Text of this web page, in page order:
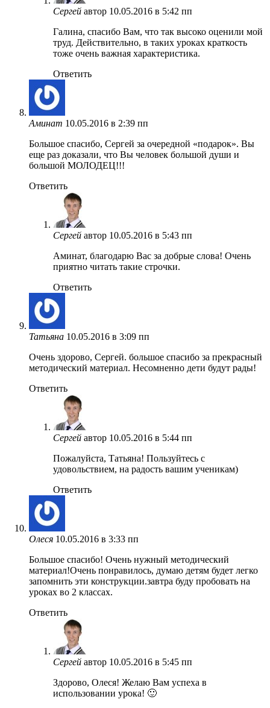
Сергей автор 10.05.2016 в 5:42 пп
Галина, спасибо Вам, что так высоко оценили мой
труд. Действительно, в таких уроках краткость
тоже очень важная характеристика.
Ответить
Аминат 10.05.2016 в 2:39 пп
Большое спасибо, Сергей за очередной «подарок». Вы
еще раз доказали, что Вы человек большой души и
большой МОЛОДЕЦ!!!
Ответить
Сергей автор 10.05.2016 в 5:43 пп
Аминат, благодарю Вас за добрые слова! Очень
приятно читать такие строчки.
Ответить
Татьяна 10.05.2016 в 3:09 пп
Очень здорово, Сергей. большое спасибо за прекрасный
методический материал. Несомненно дети будут рады!
Ответить
Сергей автор 10.05.2016 в 5:44 пп
Пожалуйста, Татьяна! Пользуйтесь с
удовольствием, на радость вашим ученикам)
Ответить
Олеся 10.05.2016 в 3:33 пп
Большое спасибо! Очень нужный методический
материал!Очень понравилось, думаю детям будет легко
запомнить эти конструкции.завтра буду пробовать на
уроках во 2 классах.
Ответить
Сергей автор 10.05.2016 в 5:45 пп
Здорово, Олеся! Желаю Вам успеха в
использовании урока! 🙂